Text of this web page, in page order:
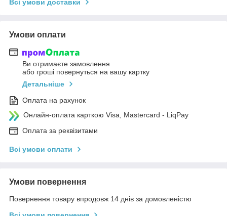
Всі умови доставки
Умови оплати
Ви отримаєте замовлення
або гроші повернуться на вашу картку
Детальніше
Оплата на рахунок
Онлайн-оплата карткою Visa, Mastercard - LiqPay
Оплата за реквізитами
Всі умови оплати
Умови повернення
Повернення товару впродовж 14 днів за домовленістю